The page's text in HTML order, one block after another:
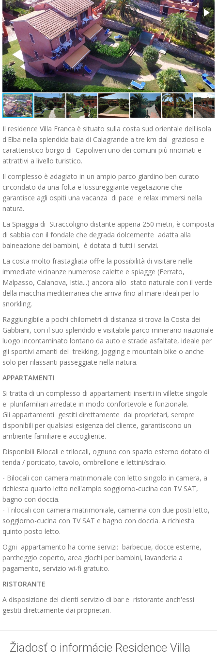
Il residence Villa Franca è situato sulla costa sud orientale dell'isola
d'Elba nella splendida baia di Calagrande a tre km dal grazioso e
caratteristico borgo di Capoliveri uno dei comuni più rinomati e
attrattivi a livello turistico.
Il complesso è adagiato in un ampio parco giardino ben curato
circondato da una folta e lussureggiante vegetazione che
garantisce agli ospiti una vacanza di pace e relax immersi nella
natura.
La Spiaggia di Straccoligno distante appena 250 metri, è composta
di sabbia con il fondale che degrada dolcemente adatta alla
balneazione dei bambini, è dotata di tutti i servizi.
La costa molto frastagliata offre la possibilità di visitare nelle
immediate vicinanze numerose calette e spiagge (Ferrato,
Malpasso, Calanova, Istia...) ancora allo stato naturale con il verde
della macchia mediterranea che arriva fino al mare ideali per lo
snorkling.
Raggiungibile a pochi chilometri di distanza si trova la Costa dei
Gabbiani, con il suo splendido e visitabile parco minerario nazionale
luogo incontaminato lontano da auto e strade asfaltate, ideale per
gli sportivi amanti del trekking, jogging e mountain bike o anche
solo per rilassanti passeggiate nella natura.
APPARTAMENTI
Si tratta di un complesso di appartamenti inseriti in villette singole
e plurifamiliari arredate in modo confortevole e funzionale.
Gli appartamenti gestiti direttamente dai proprietari, sempre
disponibili per qualsiasi esigenza del cliente, garantiscono un
ambiente familiare e accogliente.
Disponibili Bilocali e trilocali, ognuno con spazio esterno dotato di
tenda / porticato, tavolo, ombrellone e lettini/sdraio.
- Bilocali con camera matrimoniale con letto singolo in camera, a
richiesta quarto letto nell'ampio soggiorno-cucina con TV SAT,
bagno con doccia.
- Trilocali con camera matrimoniale, camerina con due posti letto,
soggiorno-cucina con TV SAT e bagno con doccia. A richiesta
quinto posto letto.
Ogni appartamento ha come servizi: barbecue, docce esterne,
parcheggio coperto, area giochi per bambini, lavanderia a
pagamento, servizio wi-fi gratuito.
RISTORANTE
A disposizione dei clienti servizio di bar e ristorante anch'essi
gestiti direttamente dai proprietari.
Žiadosť o informácie Residence Villa